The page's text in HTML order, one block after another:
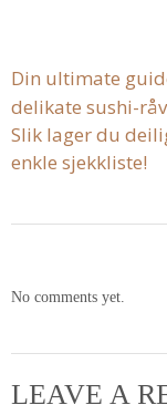
Din ultimate
delikate sushi-
Slik lager du
enkle sjekkliste!
No comments yet.
LEAVE A